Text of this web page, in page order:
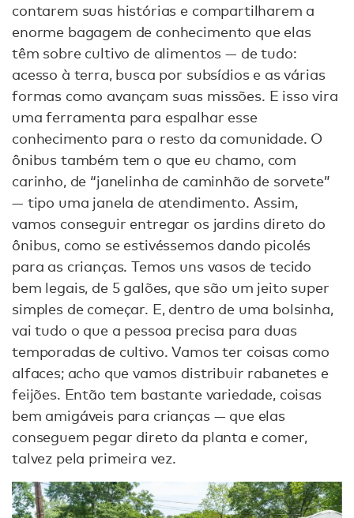
contarem suas histórias e compartilharem a
enorme bagagem de conhecimento que elas
têm sobre cultivo de alimentos — de tudo:
acesso à terra, busca por subsídios e as várias
formas como avançam suas missões. E isso vira
uma ferramenta para espalhar esse
conhecimento para o resto da comunidade. O
ônibus também tem o que eu chamo, com
carinho, de “janelinha de caminhão de sorvete”
— tipo uma janela de atendimento. Assim,
vamos conseguir entregar os jardins direto do
ônibus, como se estivéssemos dando picolés
para as crianças. Temos uns vasos de tecido
bem legais, de 5 galões, que são um jeito super
simples de começar. E, dentro de uma bolsinha,
vai tudo o que a pessoa precisa para duas
temporadas de cultivo. Vamos ter coisas como
alfaces; acho que vamos distribuir rabanetes e
feijões. Então tem bastante variedade, coisas
bem amigáveis para crianças — que elas
conseguem pegar direto da planta e comer,
talvez pela primeira vez.